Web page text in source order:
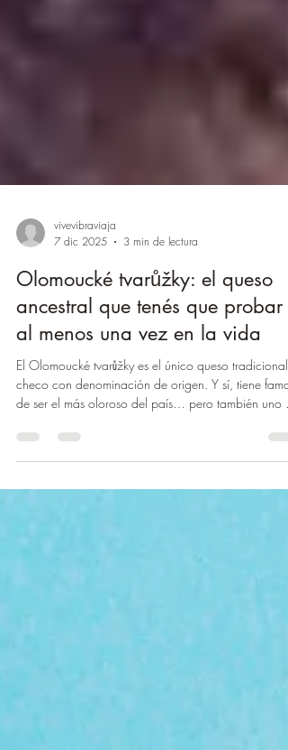
vivevibraviaja
7 dic 2025
3 min de lectura
Olomoucké tvarůžky: el queso
al menos una vez en la vida
El Olomoucké tvarůžky es el único queso tradicional
checo con denominación de origen. Y sí, tiene fama
los más deliciosos y memorables.